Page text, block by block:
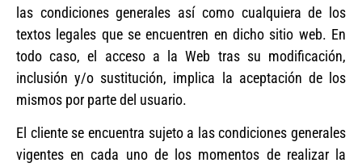
las condiciones generales así como cualquiera de los
textos legales que se encuentren en dicho sitio web. En
todo caso, el acceso a la Web tras su modificación,
inclusión y/o sustitución, implica la aceptación de los
mismos por parte del usuario.
El cliente se encuentra sujeto a las condiciones generales
vigentes en cada uno de los momentos de realizar la